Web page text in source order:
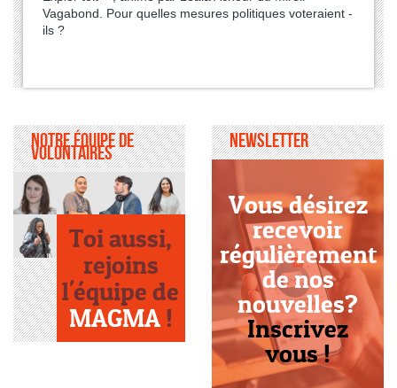
Vagabond. Pour quelles mesures politiques voteraient -
ils ?
Notre équipe de
volontaires
Toi aussi,
rejoins
l'équipe de
MAGMA !
Newsletter
Vous désirez
recevoir
régulièrement
de nos
nouvelles?
Inscrivez
vous !